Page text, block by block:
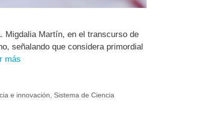
Migdalia Martín, en el transcurso de
señalando que considera primordial
más
e innovación
Sistema de Ciencia